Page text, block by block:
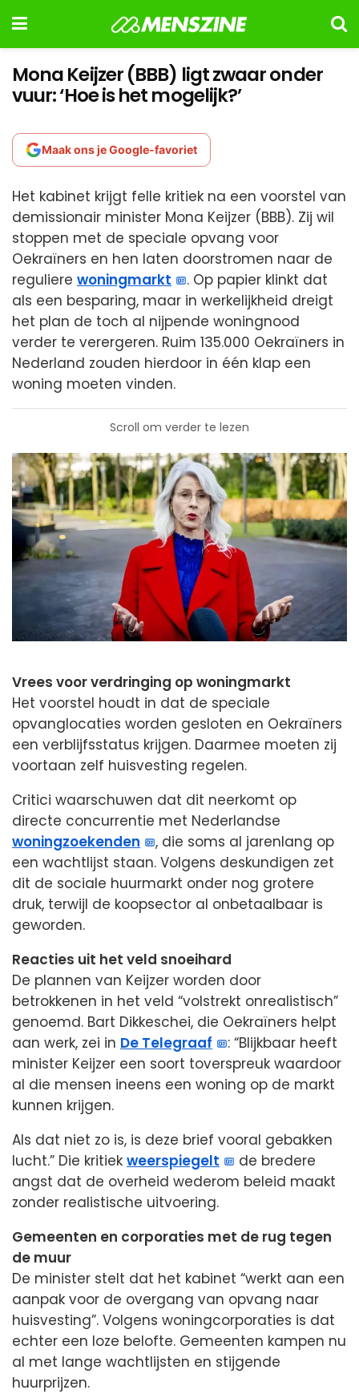
Mona Keijzer (BBB) ligt zwaar onder
vuur: ‘Hoe is het mogelijk?’
Maak ons je Google-favoriet
Het kabinet krijgt felle kritiek na een voorstel van
demissionair minister Mona Keijzer (BBB). Zij wil
stoppen met de speciale opvang voor
Oekraïners en hen laten doorstromen naar de
reguliere woningmarkt
. Op papier klinkt dat
als een besparing, maar in werkelijkheid dreigt
het plan de toch al nijpende woningnood
verder te verergeren. Ruim 135.000 Oekraïners in
Nederland zouden hierdoor in één klap een
woning moeten vinden.
Scroll om verder te lezen
Vrees voor verdringing op woningmarkt
Het voorstel houdt in dat de speciale
opvanglocaties worden gesloten en Oekraïners
een verblijfsstatus krijgen. Daarmee moeten zij
voortaan zelf huisvesting regelen.
Critici waarschuwen dat dit neerkomt op
directe concurrentie met Nederlandse
woningzoekenden
, die soms al jarenlang op
een wachtlijst staan. Volgens deskundigen zet
dit de sociale huurmarkt onder nog grotere
druk, terwijl de koopsector al onbetaalbaar is
geworden.
Reacties uit het veld snoeihard
De plannen van Keijzer worden door
betrokkenen in het veld “volstrekt onrealistisch”
genoemd. Bart Dikkeschei, die Oekraïners helpt
aan werk, zei in De Telegraaf
: “Blijkbaar heeft
minister Keijzer een soort toverspreuk waardoor
al die mensen ineens een woning op de markt
kunnen krijgen.
Als dat niet zo is, is deze brief vooral gebakken
lucht.” Die kritiek weerspiegelt
de bredere
angst dat de overheid wederom beleid maakt
zonder realistische uitvoering.
Gemeenten en corporaties met de rug tegen
de muur
De minister stelt dat het kabinet “werkt aan een
aanpak voor de overgang van opvang naar
huisvesting”. Volgens woningcorporaties is dat
echter een loze belofte. Gemeenten kampen nu
al met lange wachtlijsten en stijgende
huurprijzen.